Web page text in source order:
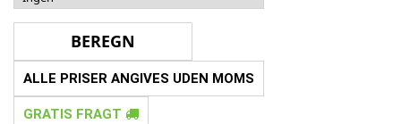
ALLE PRISER ANGIVES UDEN MOMS
GRATIS FRAGT